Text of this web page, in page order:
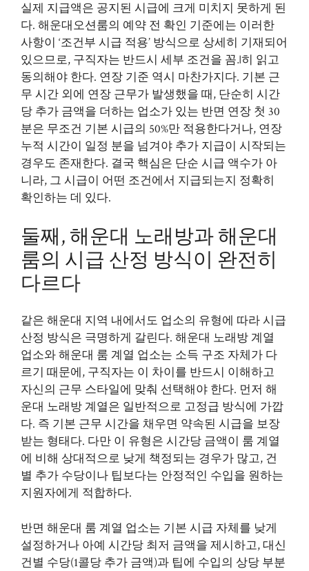
실제 지급액은 공지된 시급에 크게 미치지 못하게 된
다. 해운대오션룸의 예약 전 확인 기준에는 이러한
사항이 ‘조건부 시급 적용’ 방식으로 상세히 기재되어
있으므로, 구직자는 반드시 세부 조건을 꼼꜌히 읽고
동의해야 한다. 연장 기준 역시 마찬가지다. 기본 근
무 시간 외에 연장 근무가 발생했을 때, 단순히 시간
당 추가 금액을 더하는 업소가 있는 반면 연장 첫 30
분은 무조건 기본 시급의 50%만 적용한다거나, 연장
누적 시간이 일정 분을 넘겨야 추가 지급이 시작되는
경우도 존재한다. 결국 핵심은 단순 시급 액수가 아
니라, 그 시급이 어떤 조건에서 지급되는지 정확히
확인하는 데 있다.
둘째, 해운대 노래방과 해운대
룸의 시급 산정 방식이 완전히
다르다
같은 해운대 지역 내에서도 업소의 유형에 따라 시급
산정 방식은 극명하게 갈린다. 해운대 노래방 계열
업소와 해운대 룸 계열 업소는 소득 구조 자체가 다
르기 때문에, 구직자는 이 차이를 반드시 이해하고
자신의 근무 스타일에 맞춰 선택해야 한다. 먼저 해
운대 노래방 계열은 일반적으로 고정급 방식에 가깝
다. 즉 기본 근무 시간을 채우면 약속된 시급을 보장
받는 형태다. 다만 이 유형은 시간당 금액이 룸 계열
에 비해 상대적으로 낮게 책정되는 경우가 많고, 건
별 추가 수당이나 팁보다는 안정적인 수입을 원하는
지원자에게 적합하다.
반면 해운대 룸 계열 업소는 기본 시급 자체를 낮게
설정하거나 아예 시간당 최저 금액을 제시하고, 대신
건별 수당(1콜당 추가 금액)과 팁에 수입의 상당 부분